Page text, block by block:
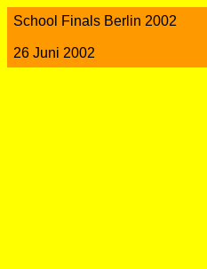
School Finals Berlin 2002
26 Juni 2002